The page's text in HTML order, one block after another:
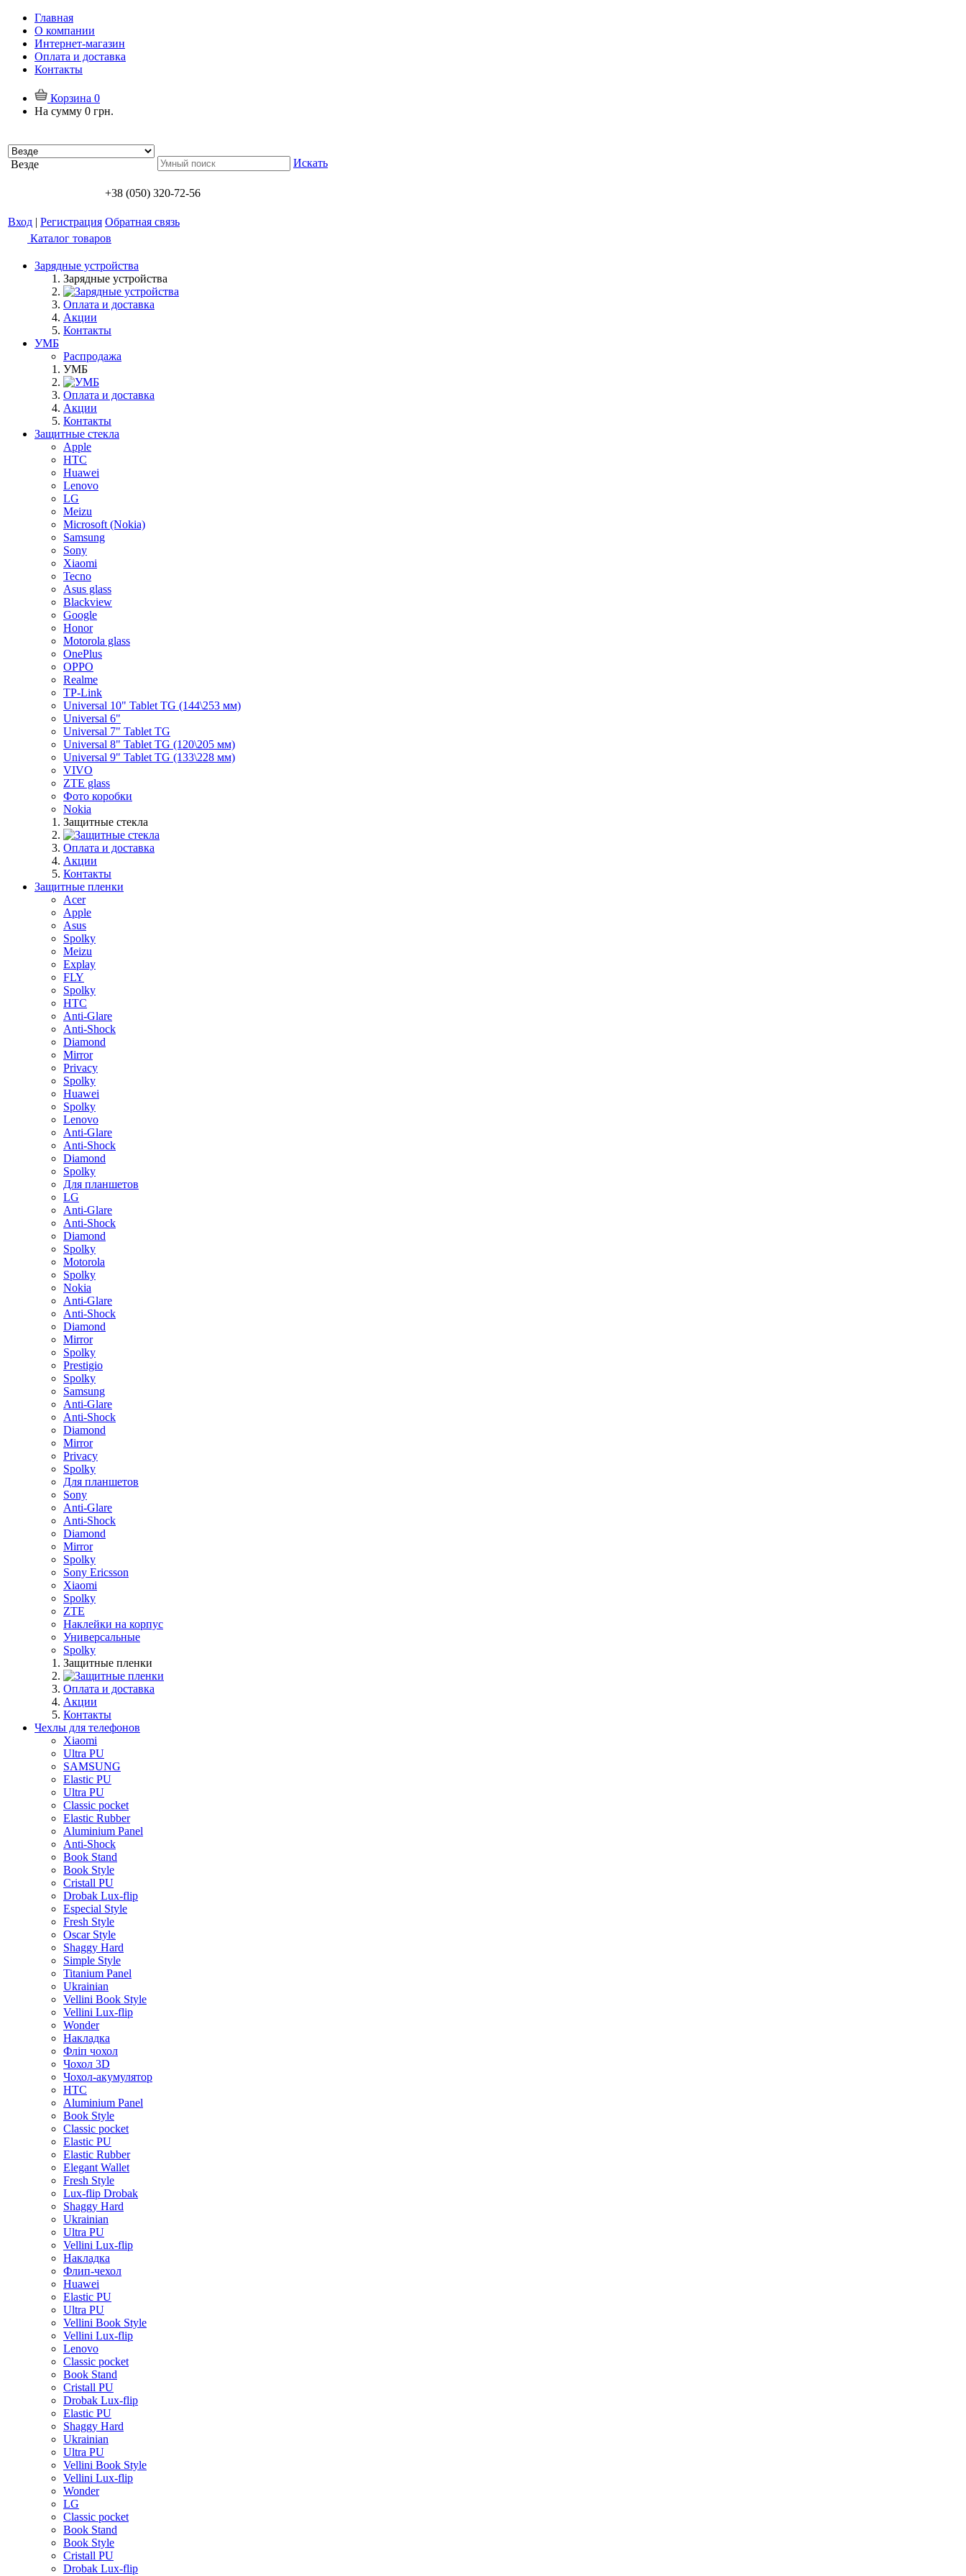
Главная
О компании
Интернет-магазин
Оплата и доставка
Контакты
Корзина 0
На сумму 0 грн.
Везде Искать
+38 (050) 320-72-56
Вход | Регистрация Обратная связь
Каталог товаров
Зарядные устройства
Зарядные устройства
Оплата и доставка
Акции
Контакты
УМБ
Распродажа
УМБ
Оплата и доставка
Акции
Контакты
Защитные стекла
Apple
HTC
Huawei
Lenovo
LG
Meizu
Microsoft (Nokia)
Samsung
Sony
Xiaomi
Tecno
Asus glass
Blackview
Google
Honor
Motorola glass
OnePlus
OPPO
Realme
TP-Link
Universal 10" Tablet TG (144\253 мм)
Universal 6"
Universal 7" Tablet TG
Universal 8" Tablet TG (120\205 мм)
Universal 9" Tablet TG (133\228 мм)
VIVO
ZTE glass
Фото коробки
Nokia
Защитные стекла
Оплата и доставка
Акции
Контакты
Защитные пленки
Acer
Apple
Asus
Spolky
Meizu
Explay
FLY
Spolky
HTC
Anti-Glare
Anti-Shock
Diamond
Mirror
Privacy
Spolky
Huawei
Spolky
Lenovo
Anti-Glare
Anti-Shock
Diamond
Spolky
Для планшетов
LG
Anti-Glare
Anti-Shock
Diamond
Spolky
Motorola
Spolky
Nokia
Anti-Glare
Anti-Shock
Diamond
Mirror
Spolky
Prestigio
Spolky
Samsung
Anti-Glare
Anti-Shock
Diamond
Mirror
Privacy
Spolky
Для планшетов
Sony
Anti-Glare
Anti-Shock
Diamond
Mirror
Spolky
Sony Ericsson
Xiaomi
Spolky
ZTE
Наклейки на корпус
Универсальные
Spolky
Защитные пленки
Оплата и доставка
Акции
Контакты
Чехлы для телефонов
Xiaomi
Ultra PU
SAMSUNG
Elastic PU
Ultra PU
Classic pocket
Elastic Rubber
Aluminium Panel
Anti-Shock
Book Stand
Book Style
Cristall PU
Drobak Lux-flip
Especial Style
Fresh Style
Oscar Style
Shaggy Hard
Simple Style
Titanium Panel
Ukrainian
Vellini Book Style
Vellini Lux-flip
Wonder
Накладка
Фліп чохол
Чохол 3D
Чохол-акумулятор
HTC
Aluminium Panel
Book Style
Classic pocket
Elastic PU
Elastic Rubber
Elegant Wallet
Fresh Style
Lux-flip Drobak
Shaggy Hard
Ukrainian
Ultra PU
Vellini Lux-flip
Накладка
Флип-чехол
Huawei
Elastic PU
Ultra PU
Vellini Book Style
Vellini Lux-flip
Lenovo
Classic pocket
Book Stand
Cristall PU
Drobak Lux-flip
Elastic PU
Shaggy Hard
Ukrainian
Ultra PU
Vellini Book Style
Vellini Lux-flip
Wonder
LG
Classic pocket
Book Stand
Book Style
Cristall PU
Drobak Lux-flip